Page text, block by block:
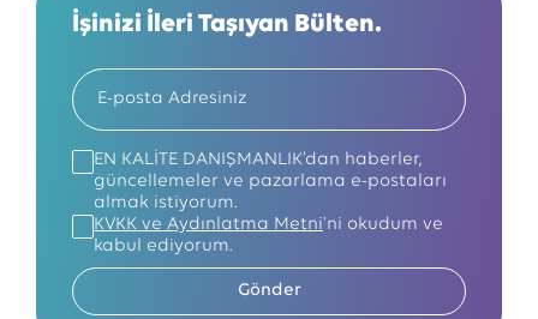
İşinizi İleri Taşıyan Bülten.
EN KALİTE DANIŞMANLIK’dan haberler,
güncellemeler ve pazarlama e-postaları
almak istiyorum.
KVKK ve Aydınlatma Metni'ni okudum ve
kabul ediyorum.
Gönder